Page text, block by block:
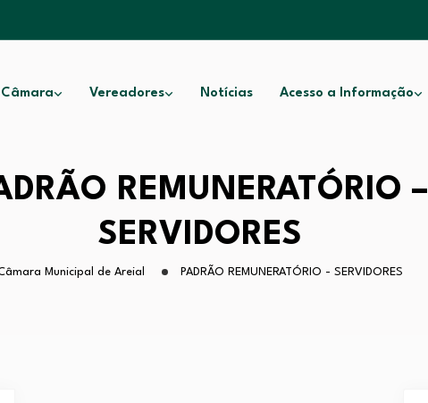
Vereadores Notícias Acesso a Informação
REMUNERATÓRIO –
SERVIDORES
Municipal de Areial PADRÃO REMUNERATÓRIO - SERVIDORES